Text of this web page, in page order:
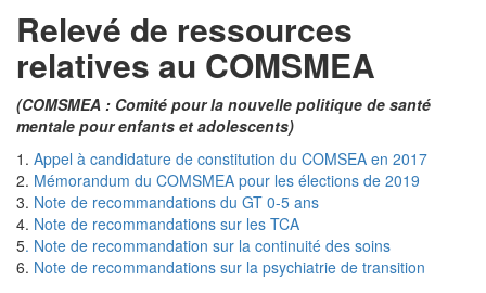
Relevé de ressources
relatives au COMSMEA
(COMSMEA : Comité pour la nouvelle politique de santé
mentale pour enfants et adolescents)
1. Appel à candidature de constitution du COMSEA en 2017
2. Mémorandum du COMSMEA pour les élections de 2019
3. Note de recommandations du GT 0-5 ans
4. Note de recommandations sur les TCA
5. Note de recommandation sur la continuité des soins
6. Note de recommandations sur la psychiatrie de transition